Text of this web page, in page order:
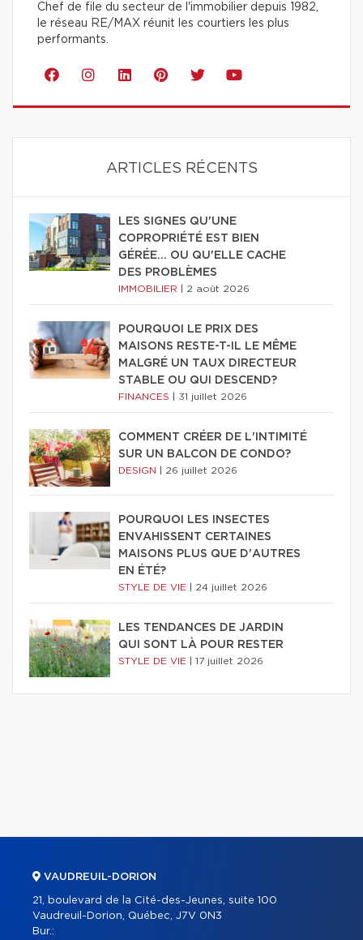
Chef de file du secteur de l'immobilier depuis 1982,
le réseau RE/MAX réunit les courtiers les plus
performants.
ARTICLES RÉCENTS
LES SIGNES QU'UNE
COPROPRIÉTÉ EST BIEN
GÉRÉE… OU QU'ELLE CACHE
DES PROBLÈMES
IMMOBILIER 2 août 2026
POURQUOI LE PRIX DES
MAISONS RESTE-T-IL LE MÊME
MALGRÉ UN TAUX DIRECTEUR
STABLE OU QUI DESCEND?
FINANCES 31 juillet 2026
COMMENT CRÉER DE L'INTIMITÉ
SUR UN BALCON DE CONDO?
DESIGN 26 juillet 2026
POURQUOI LES INSECTES
ENVAHISSENT CERTAINES
MAISONS PLUS QUE D'AUTRES
EN ÉTÉ?
STYLE DE VIE 24 juillet 2026
LES TENDANCES DE JARDIN
QUI SONT LÀ POUR RESTER
STYLE DE VIE 17 juillet 2026
VAUDREUIL-DORION
21, boulevard de la Cité-des-Jeunes, suite 100
Vaudreuil-Dorion, Québec, J7V 0N3
Bur.: